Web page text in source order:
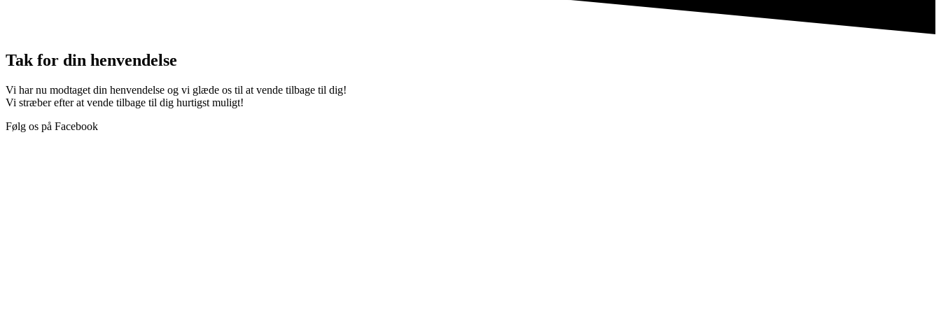
Tak for din henvendelse
Vi har nu modtaget din henvendelse og vi glæde os til at vende tilbage til dig!
Vi stræber efter at vende tilbage til dig hurtigst muligt!
Følg os på Facebook